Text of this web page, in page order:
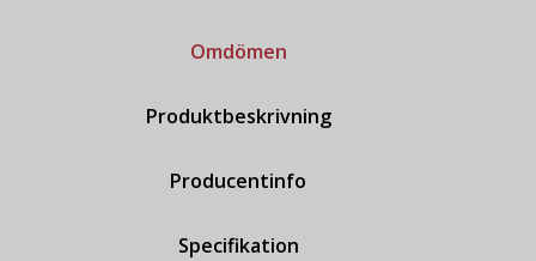
Omdömen
Produktbeskrivning
Producentinfo
Specifikation